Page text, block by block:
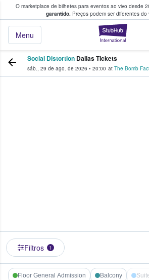
O marketplace de bilhetes para eventos ao vivo desde
garantido.Preços podem ser diferentes do
Menu
fãs compram e vendem
Social Distortion Dallas Tickets
sáb., 29 de ago. de 2026 • 20:00 at The Bomb
Filtros 1
Floor General Admission Balcony